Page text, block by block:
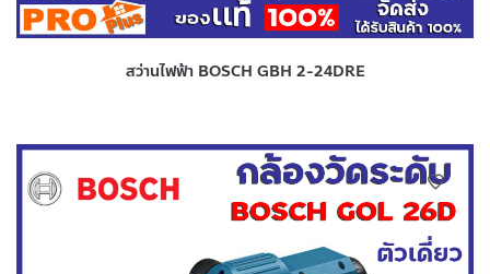
สว่านไฟฟ้า BOSCH GBH 2-24DRE